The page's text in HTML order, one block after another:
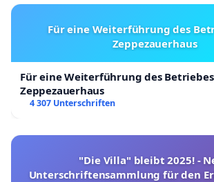
Für eine Weiterführung des
Zeppezauerhaus
Für eine Weiterführung des
Zeppezauerhaus
4 307 Unterschriften
"Die Villa" bleibt 2025! -
Unterschriftensammlung für den